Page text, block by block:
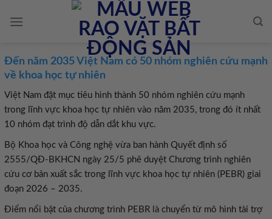
Đến năm 2035 Việt Nam có 50 nhóm nghiên cứu mạnh
về khoa học tự nhiên
Việt Nam đặt mục tiêu hình thành 50 nhóm nghiên cứu mạnh
trong lĩnh vực khoa học tự nhiên vào năm 2035, trong đó ít nhất
10 nhóm đạt trình độ dẫn dắt khu vực.
Bộ Khoa học và Công nghệ vừa ban hành Quyết định số
2555/QĐ-BKHCN ngày 25/5 phê duyệt Chương trình nghiên
cứu cơ bản xuất sắc trong lĩnh vực khoa học tự nhiên (PEBR) giai
đoạn 2026 – 2035.
Điểm nổi bật của chương trình PEBR là chuyển từ mô hình tài trợ